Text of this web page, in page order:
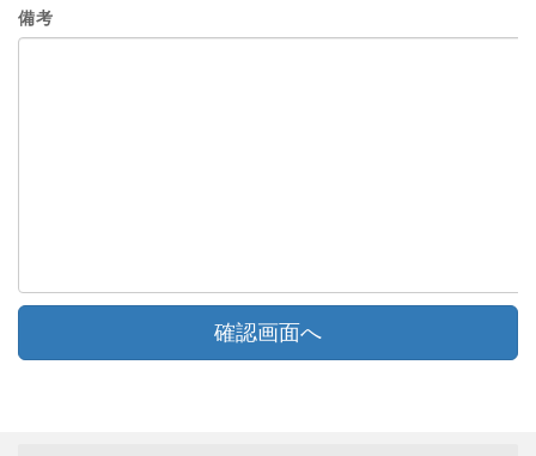
備考
確認画面へ